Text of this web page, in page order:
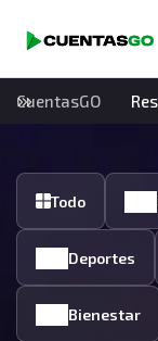
CuentasGO
Todo
Deportes
Bienestar